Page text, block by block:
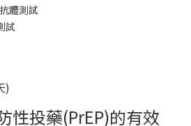
體測試
試
)
性投藥(PrEP)的有效